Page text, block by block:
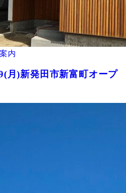
内
月)新発田市新富町オープ